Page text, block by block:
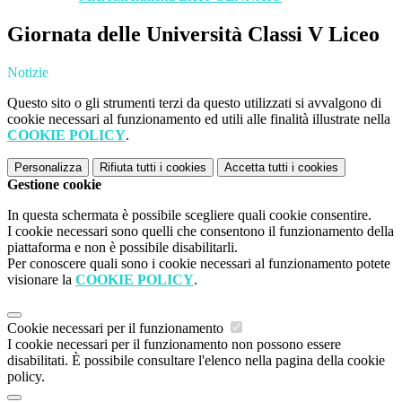
Giornata delle Università Classi V Liceo
Notizie
Questo sito o gli strumenti terzi da questo utilizzati si avvalgono di
cookie necessari al funzionamento ed utili alle finalità illustrate nella
COOKIE POLICY.
Personalizza Rifiuta tutti i cookies Accetta tutti i cookies
Gestione cookie
In questa schermata è possibile scegliere quali cookie consentire.
I cookie necessari sono quelli che consentono il funzionamento della
piattaforma e non è possibile disabilitarli.
Per conoscere quali sono i cookie necessari al funzionamento potete
visionare la COOKIE POLICY.
Cookie necessari per il funzionamento
I cookie necessari per il funzionamento non possono essere
disabilitati. È possibile consultare l'elenco nella pagina della cookie
policy.